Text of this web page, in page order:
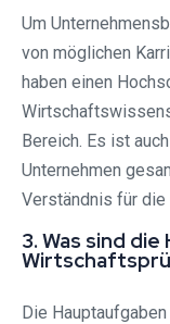
Um
von möglichen
haben einen
Bereich. Es ist
Unternehmen
Verständnis für
3. Was sind
Die